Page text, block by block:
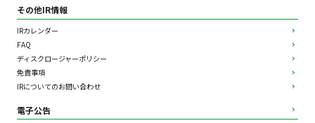
その他IR情報
IRカレンダー
FAQ
ディスクロージャーポリシー
免責事項
IRについてのお問い合わせ
電子公告